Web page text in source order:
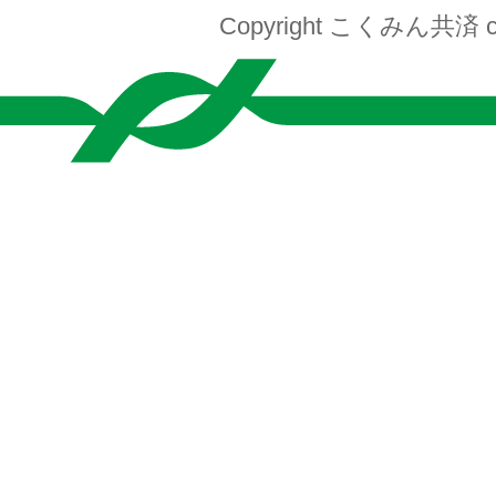
Copyright こくみん共済